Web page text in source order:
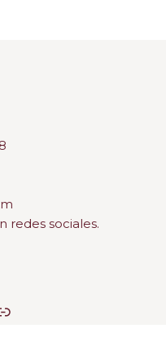
redes sociales.